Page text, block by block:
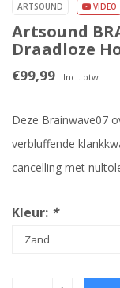
ARTSOUND VIDEO
Artsound
Draadloze
€99,99 Incl. btw
Deze Brainwave07
verbluffende
cancelling met
Kleur: *